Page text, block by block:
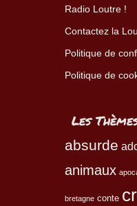
Radio Loutre !
Contactez la
Politique de
Politique de
Les
absurde
animaux
bretagne conte